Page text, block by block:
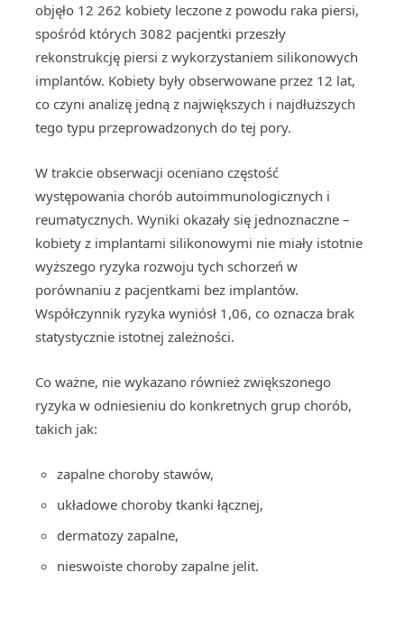
objęło 12 262 kobiety leczone z powodu raka piersi,
spośród których 3082 pacjentki przeszły
rekonstrukcję piersi z wykorzystaniem silikonowych
implantów. Kobiety były obserwowane przez 12 lat,
co czyni analizę jedną z największych i najdłuższych
tego typu przeprowadzonych do tej pory.
W trakcie obserwacji oceniano częstość
występowania chorób autoimmunologicznych i
reumatycznych. Wyniki okazały się jednoznaczne –
kobiety z implantami silikonowymi nie miały istotnie
wyższego ryzyka rozwoju tych schorzeń w
porównaniu z pacjentkami bez implantów.
Współczynnik ryzyka wyniósł 1,06, co oznacza brak
statystycznie istotnej zależności.
Co ważne, nie wykazano również zwiększonego
ryzyka w odniesieniu do konkretnych grup chorób,
takich jak:
zapalne choroby stawów,
układowe choroby tkanki łącznej,
dermatozy zapalne,
nieswoiste choroby zapalne jelit.